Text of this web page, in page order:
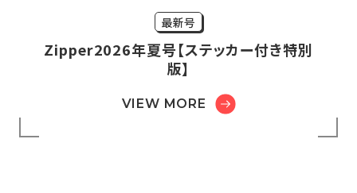
最新号
Zipper2026年夏号【ステッカー付き特別
版】
VIEW MORE